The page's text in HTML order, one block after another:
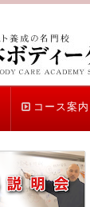
コース案内